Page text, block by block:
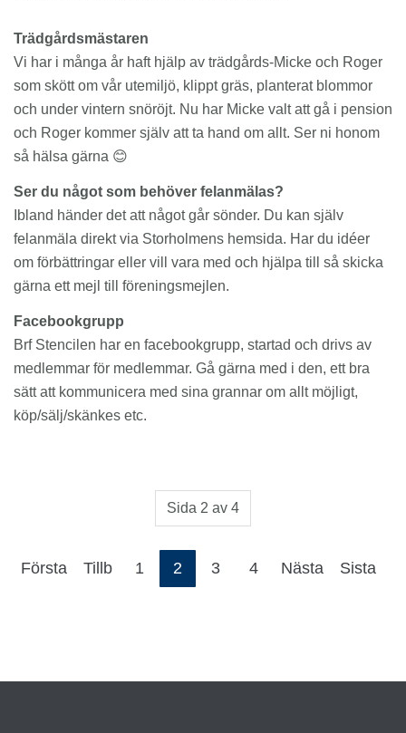
Trädgårdsmästaren
Vi har i många år haft hjälp av trädgårds-Micke och Roger
som skött om vår utemiljö, klippt gräs, planterat blommor
och under vintern snöröjt. Nu har Micke valt att gå i pension
och Roger kommer själv att ta hand om allt. Ser ni honom
så hälsa gärna 😊
Ser du något som behöver felanmälas?
Ibland händer det att något går sönder. Du kan själv
felanmäla direkt via Storholmens hemsida. Har du idéer
om förbättringar eller vill vara med och hjälpa till så skicka
gärna ett mejl till föreningsmejlen.
Facebookgrupp
Brf Stencilen har en facebookgrupp, startad och drivs av
medlemmar för medlemmar. Gå gärna med i den, ett bra
sätt att kommunicera med sina grannar om allt möjligt,
köp/sälj/skänkes etc.
Sida 2 av 4
Första Tillb 1 2 3 4 Nästa Sista